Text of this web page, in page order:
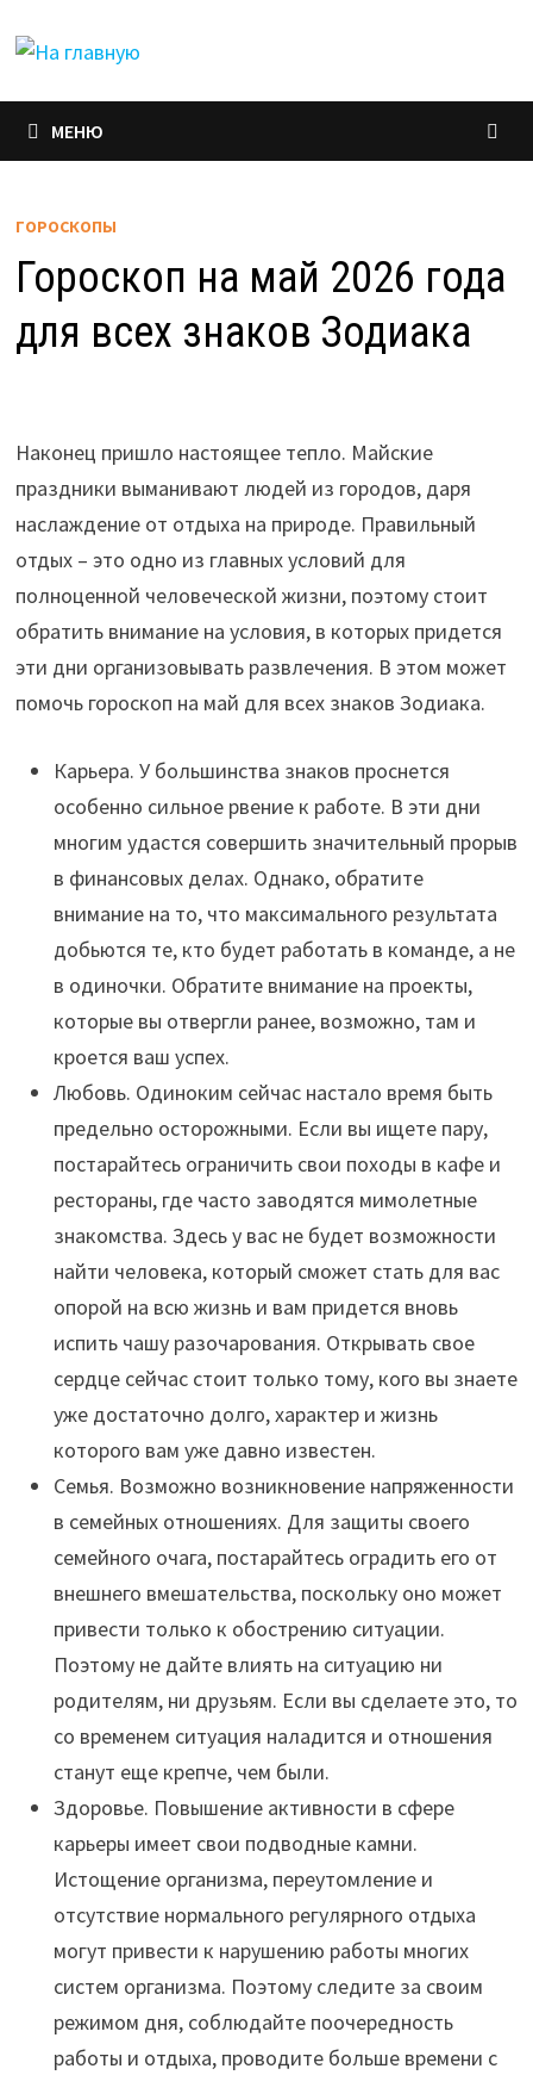
МЕНЮ
ГОРОСКОПЫ
Гороскоп на май 2026 года
для всех знаков Зодиака
Наконец пришло настоящее тепло. Майские
праздники выманивают людей из городов, даря
наслаждение от отдыха на природе. Правильный
отдых – это одно из главных условий для
полноценной человеческой жизни, поэтому стоит
обратить внимание на условия, в которых придется
эти дни организовывать развлечения. В этом может
помочь гороскоп на май для всех знаков Зодиака.
Карьера. У большинства знаков проснется
особенно сильное рвение к работе. В эти дни
многим удастся совершить значительный прорыв
в финансовых делах. Однако, обратите
внимание на то, что максимального результата
добьются те, кто будет работать в команде, а не
в одиночки. Обратите внимание на проекты,
которые вы отвергли ранее, возможно, там и
кроется ваш успех.
Любовь. Одиноким сейчас настало время быть
предельно осторожными. Если вы ищете пару,
постарайтесь ограничить свои походы в кафе и
рестораны, где часто заводятся мимолетные
знакомства. Здесь у вас не будет возможности
найти человека, который сможет стать для вас
опорой на всю жизнь и вам придется вновь
испить чашу разочарования. Открывать свое
сердце сейчас стоит только тому, кого вы знаете
уже достаточно долго, характер и жизнь
которого вам уже давно известен.
Семья. Возможно возникновение напряженности
в семейных отношениях. Для защиты своего
семейного очага, постарайтесь оградить его от
внешнего вмешательства, поскольку оно может
привести только к обострению ситуации.
Поэтому не дайте влиять на ситуацию ни
родителям, ни друзьям. Если вы сделаете это, то
со временем ситуация наладится и отношения
станут еще крепче, чем были.
Здоровье. Повышение активности в сфере
карьеры имеет свои подводные камни.
Истощение организма, переутомление и
отсутствие нормального регулярного отдыха
могут привести к нарушению работы многих
систем организма. Поэтому следите за своим
режимом дня, соблюдайте поочередность
работы и отдыха, проводите больше времени с